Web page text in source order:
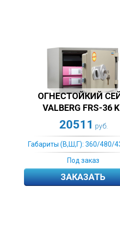
ОГНЕСТОЙКИЙ
VALBERG FRS-36
20511 руб.
Габариты (В,Ш,Г): 360/480/
Под заказ
ЗАКАЗАТЬ